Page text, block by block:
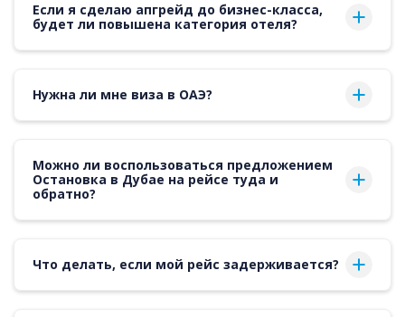
Если я сделаю апгрейд до бизнес-класса,
будет ли повышена категория отеля?
Нужна ли мне виза в ОАЭ?
Можно ли воспользоваться предложением
Остановка в Дубае на рейсе туда и
обратно?
Что делать, если мой рейс задерживается?